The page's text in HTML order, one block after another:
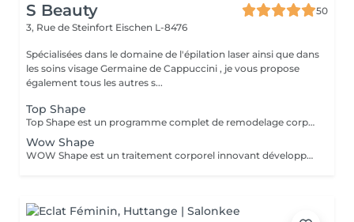
S Beauty
50
3, Rue de Steinfort Eischen L-8476
Spécialisées dans le domaine de l'épilation laser ainsi que dans
les soins visage Germaine de Cappuccini , je vous propose
également tous les autres s...
Top Shape
Top Shape est un programme complet de remodelage corporel développé par Germaine de Capuccini. Ce plan personnalisé vise à réduire les accumulations de graisse, raffermir les zones relâchées et éliminer les toxines, en tenant compte des particularités de chaque corps.
Wow Shape
WOW Shape est un traitement corporel innovant développé par Germaine de Capuccini. Ce soin vise à remodeler la silhouette, réduire la cellulite et améliorer la texture de la peau. Il combine une technique de vacuum packed avec des actifs puissants pour offrir des résultats visibles rapidement. Principaux bénéfices du traitement WOW Shape : Effet anti-cellulite : cible et réduit la cellulite en stimulant la combustion des graisses. Effet détoxifiant : favorise le drainage, active la circulation et élimine les toxines. Effet amincissant : réduit le volume et aide à libérer la rétention d'eau grâce à son action drainante. Effet préventif : aide à prévenir la formation de nouveaux dépôts graisseux.